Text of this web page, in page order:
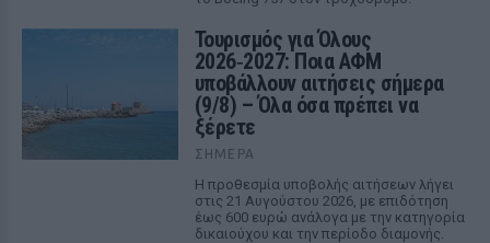
Τουρισμός για Όλους
2026‑2027: Ποια ΑΦΜ
υποβάλλουν αιτήσεις σήμερα
(9/8) – Όλα όσα πρέπει να
ξέρετε
ΣΉΜΕΡΑ
Η προθεσμία υποβολής αιτήσεων λήγει
στις 21 Αυγούστου 2026, με επιδότηση
έως 600 ευρώ ανάλογα με την κατηγορία
δικαιούχου και την περίοδο διαμονής.